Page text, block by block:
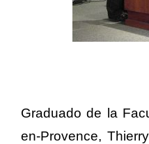
Graduado de la
en-Provence,